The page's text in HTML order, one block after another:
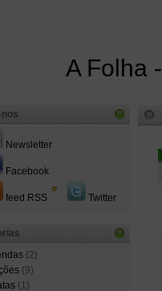
A Folha
nos
Newsletter
Facebook
feed RSS Twitter
(2)
(9)
(1)